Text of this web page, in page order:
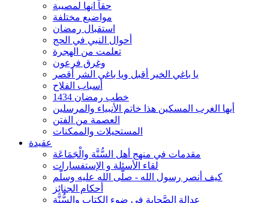
حقاً انها لمصيبة
مواضيع مختلفة
استقبال رمضان
أحوال النبي في الحج
تعلمت من الهجرة
وغرق فرعون
يا باغي الخير أقبل ويا باغي الشر أقصر
أسباب الفلاح
خطب رمضان 1434
أيها الغرب المسكين هذا خاتم الأنبياء والمرسلين
العصمة من الفتن
المستحيلات والممكنات
عقيدة
مقدمات في منهج أهل السُّنَّة والْجَمَاعَة
لقاء الأسئلة و الإستفسارات
كيف أنصر رسول الله - صلّى الله عليه وسلّم
أحكام الجنائِز
عدالة الصَّحابة في ضوء الكتاب والسُّنَّة